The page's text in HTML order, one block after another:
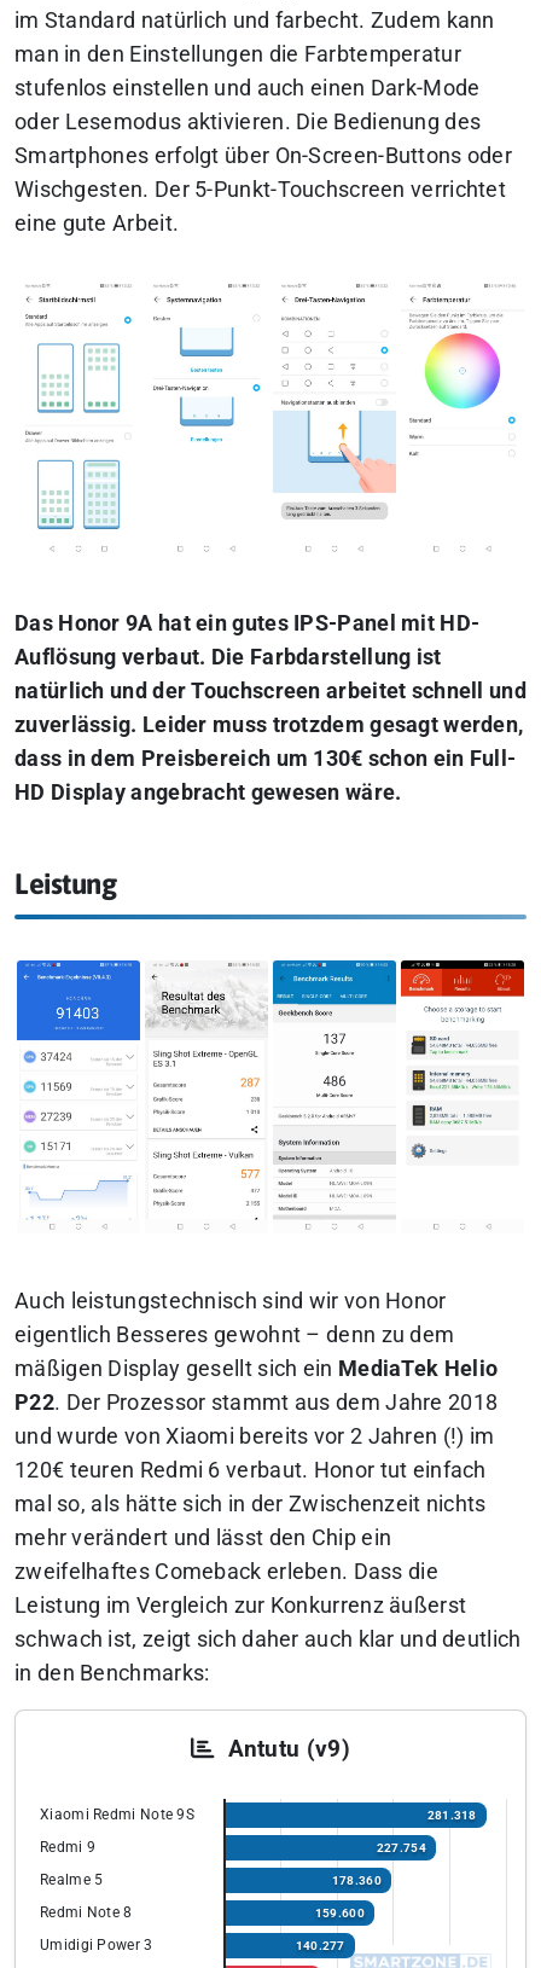
im Standard natürlich und farbecht. Zudem kann
man in den Einstellungen die Farbtemperatur
stufenlos einstellen und auch einen Dark-Mode
oder Lesemodus aktivieren. Die Bedienung des
Smartphones erfolgt über On-Screen-Buttons oder
Wischgesten. Der 5-Punkt-Touchscreen verrichtet
eine gute Arbeit.
Das Honor 9A hat ein gutes IPS-Panel mit HD-
Auflösung verbaut. Die Farbdarstellung ist
natürlich und der Touchscreen arbeitet schnell und
zuverlässig. Leider muss trotzdem gesagt werden,
dass in dem Preisbereich um 130€ schon ein Full-
HD Display angebracht gewesen wäre.
Leistung
Auch leistungstechnisch sind wir von Honor
eigentlich Besseres gewohnt – denn zu dem
mäßigen Display gesellt sich ein MediaTek Helio
P22. Der Prozessor stammt aus dem Jahre 2018
und wurde von Xiaomi bereits vor 2 Jahren (!) im
120€ teuren Redmi 6 verbaut. Honor tut einfach
mal so, als hätte sich in der Zwischenzeit nichts
mehr verändert und lässt den Chip ein
zweifelhaftes Comeback erleben. Dass die
Leistung im Vergleich zur Konkurrenz äußerst
schwach ist, zeigt sich daher auch klar und deutlich
in den Benchmarks:
Antutu (v9)
Xiaomi Redmi Note 9S 281.318
Redmi 9 227.754
Realme 5 178.360
Redmi Note 8 159.600
Umidigi Power 3 140.277